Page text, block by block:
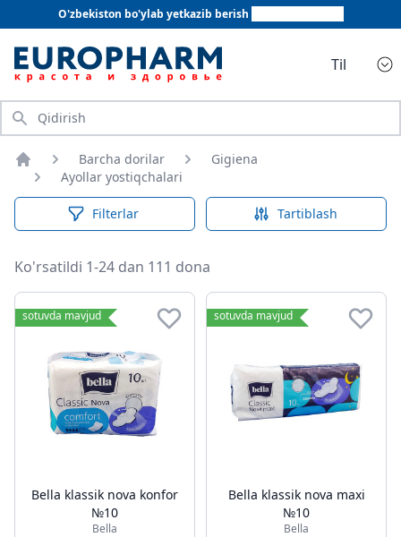
O'zbekiston bo'ylab yetkazib berish
Til
Qidirish
Bosh sahifa
Barcha dorilar
Gigiena
Ayollar yostiqchalari
Filterlar Tartiblash
Ko'rsatildi 1-24 dan 111 dona
Ayollar yostiqchalari
sotuvda mavjud
Bella klassik nova konfor
№10
Bella
sotuvda mavjud
Bella klassik nova maxi
№10
Bella